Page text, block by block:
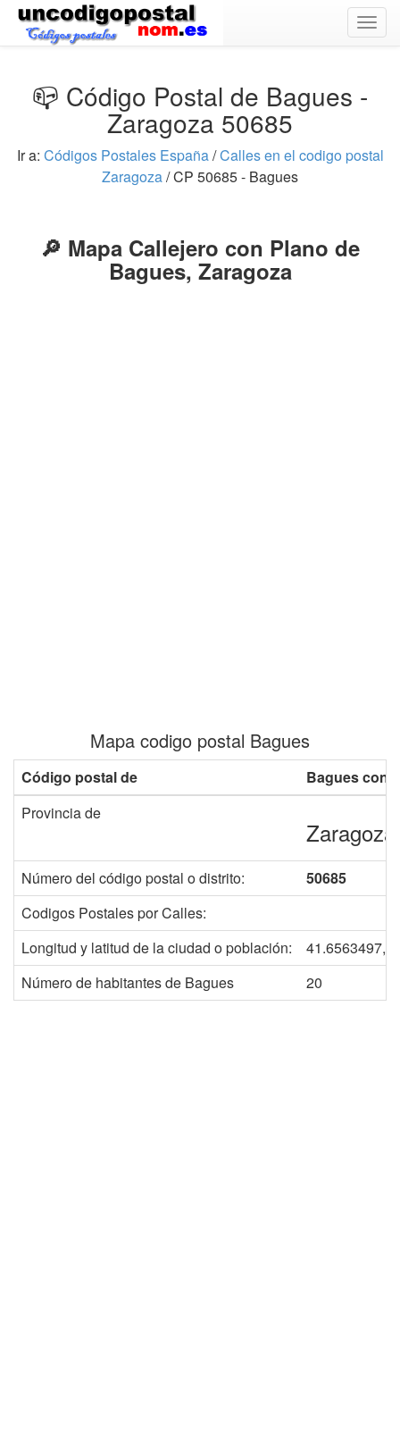
📪 Código Postal de Bagues -
Zaragoza 50685
Ir a: Códigos Postales España/Calles en el codigo postal
Zaragoza/ CP 50685 - Bagues
🔎 Mapa Callejero con Plano de
Bagues, Zaragoza
Mapa codigo postal Bagues
Código postal de
Bagues con
Provincia de
Zaragoza
Número del código postal o distrito:
50685
Codigos Postales por Calles:
Longitud y latitud de la ciudad o población:
41.6563497, -
Número de habitantes de Bagues
20